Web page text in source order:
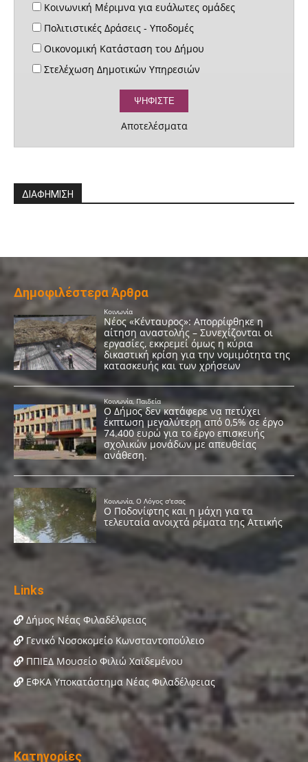
Κοινωνική Μέριμνα για ευάλωτες ομάδες
Πολιτιστικές Δράσεις - Υποδομές
Οικονομική Κατάσταση του Δήμου
Στελέχωση Δημοτικών Υπηρεσιών
Αποτελέσματα
ΔΙΑΦΗΜΙΣΗ
Δημοφιλέστερα Άρθρα
Links
Δήμος Νέας Φιλαδέλφειας
Γενικό Νοσοκομείο Κωνσταντοπούλειο
ΠΠΙΕΔ Μουσείο Φιλιώ Χαϊδεμένου
ΕΦΚΑ Υποκατάστημα Νέας Φιλαδέλφειας
Κατηγορίες